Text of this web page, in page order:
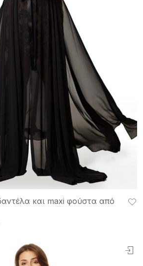
και maxi φούστα από